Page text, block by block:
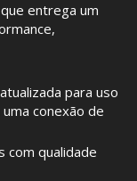
entrega um
para uso
conexão de
com qualidade